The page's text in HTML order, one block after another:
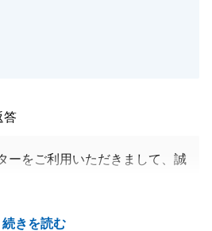
続きを読む
答
ーをご利用いただきまして、誠